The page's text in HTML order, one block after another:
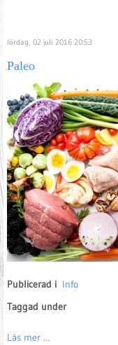
lördag, 02 juli 2016 20:53
Paleo
Publicerad i Info
Taggad under
Läs mer ...